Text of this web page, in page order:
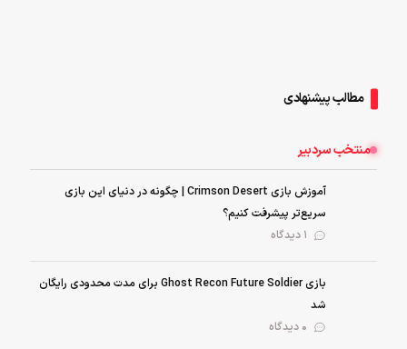
مطالب پیشنهادی
منتخب سردبیر
آموزش بازی Crimson Desert | چگونه در دنیای این بازی
سریع‌تر پیشرفت کنیم؟
بازی Ghost Recon Future Soldier برای مدت محدودی رایگان
شد